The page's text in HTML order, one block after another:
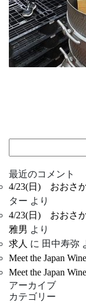
索:
最近のコメント
4/23(日) おおさか
ター より
4/23(日) おおさか
雅男 より
求人 に 田中寿弥
Meet the Japan
Meet the Japan
アーカイブ
カテゴリー